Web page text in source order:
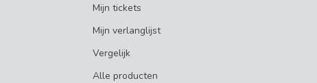
Mijn tickets
Mijn verlanglijst
Vergelijk
Alle producten